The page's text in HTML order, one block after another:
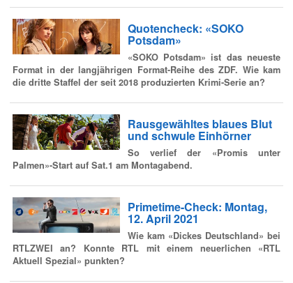
Quotencheck: «SOKO
Potsdam»
«SOKO Potsdam» ist das neueste
Format in der langjährigen Format-Reihe des ZDF. Wie kam
die dritte Staffel der seit 2018 produzierten Krimi-Serie an?
Rausgewähltes blaues Blut
und schwule Einhörner
So verlief der «Promis unter
Palmen»-Start auf Sat.1 am Montagabend.
Primetime-Check: Montag,
12. April 2021
Wie kam «Dickes Deutschland» bei
RTLZWEI an? Konnte RTL mit einem neuerlichen «RTL
Aktuell Spezial» punkten?